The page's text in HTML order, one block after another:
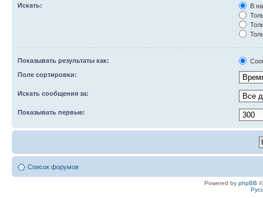
Искать:
В
Показывать результаты как:
Поле сортировки:
Искать сообщения за:
Показывать первые:
Список форумов
Powered by phpBB